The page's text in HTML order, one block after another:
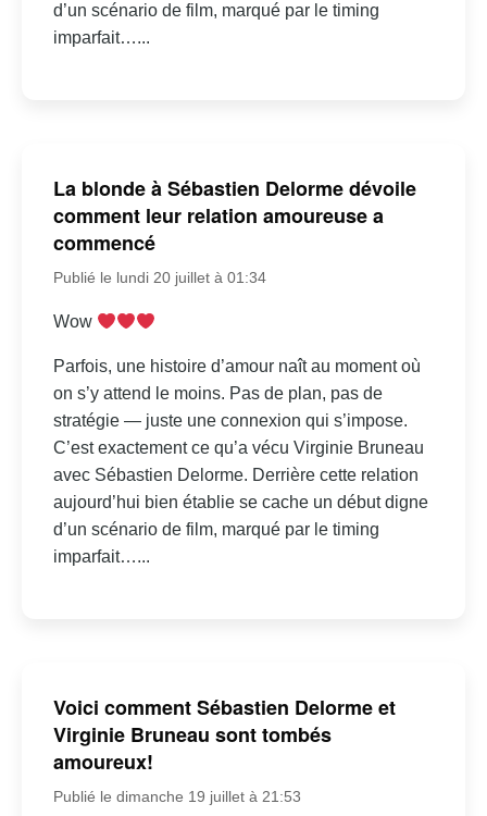
d’un scénario de film, marqué par le timing
imparfait…...
La blonde à Sébastien Delorme dévoile
comment leur relation amoureuse a
commencé
Publié le lundi 20 juillet à 01:34
Wow
Parfois, une histoire d’amour naît au moment où
on s’y attend le moins. Pas de plan, pas de
stratégie — juste une connexion qui s’impose.
C’est exactement ce qu’a vécu Virginie Bruneau
avec Sébastien Delorme. Derrière cette relation
aujourd’hui bien établie se cache un début digne
d’un scénario de film, marqué par le timing
imparfait…...
Voici comment Sébastien Delorme et
Virginie Bruneau sont tombés
amoureux!
Publié le dimanche 19 juillet à 21:53